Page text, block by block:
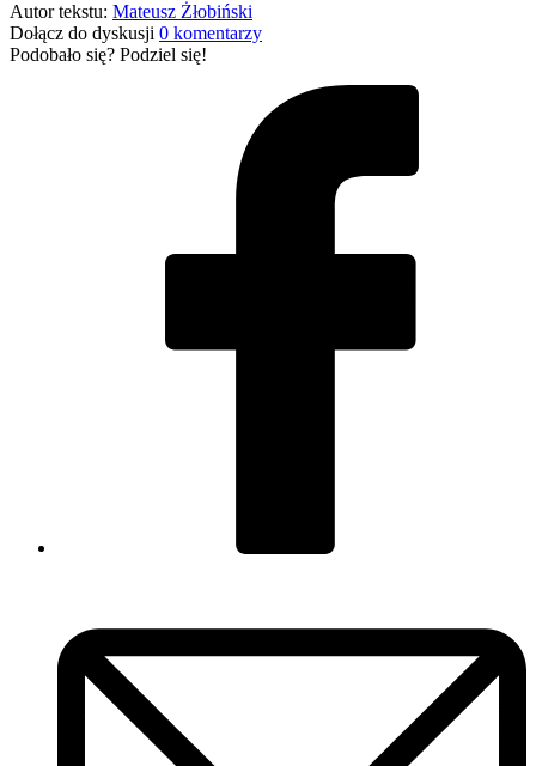
Autor tekstu: Mateusz Żłobiński
Dołącz do dyskusji 0 komentarzy
Podobało się? Podziel się!